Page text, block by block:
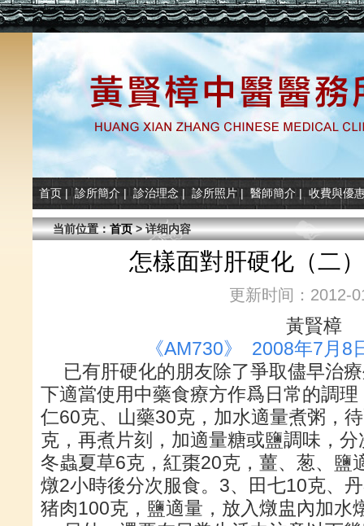
首页 | 診所簡介 | 診治理念 | 診所照片 | 醫師簡介 | 收費與優
当前位置：首页> 详细内容
怎樣面對肝硬化（二
更新时间：2012-
黃賢樟
《AM730》 2008年7月8
已有肝硬化的朋友除了爭取儘早治
下適當使用中藥食療方作爲日常的調
仁60克、山藥30克，加水適量煮粥，
克，再煮片刻，加適量糖或鹽調味，
冬蟲夏草6克，紅棗20克，薑、葱、鹽
燉2小時後分次服食。3、田七10克、
猪肉100克，鹽適量，放入燉盅內加水